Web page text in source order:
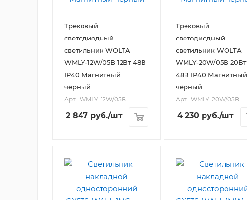
Трековый
светодиодный
светильник WOLTA
WMLY-12W/05B 12Вт 48В
IP40 Магнитный
чёрный
Арт.: WMLY-12W/05B
2 847 руб./шт
Трековый
светодиодный
светильник WOLTA
WMLY-20W/05B 20Вт
48В IP40 Магнитный
чёрный
Арт.: WMLY-20W/05B
4 230 руб./шт